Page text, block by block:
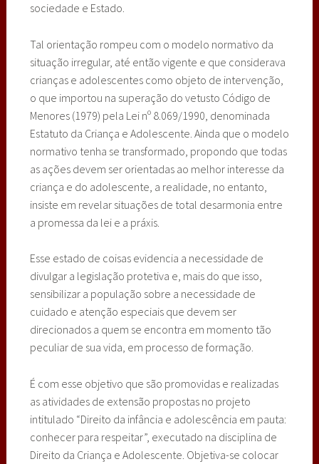
sociedade e Estado.
Tal orientação rompeu com o modelo normativo da
situação irregular, até então vigente e que considerava
crianças e adolescentes como objeto de intervenção,
o que importou na superação do vetusto Código de
Menores (1979) pela Lei nº 8.069/1990, denominada
Estatuto da Criança e Adolescente. Ainda que o modelo
normativo tenha se transformado, propondo que todas
as ações devem ser orientadas ao melhor interesse da
criança e do adolescente, a realidade, no entanto,
insiste em revelar situações de total desarmonia entre
a promessa da lei e a práxis.
Esse estado de coisas evidencia a necessidade de
divulgar a legislação protetiva e, mais do que isso,
sensibilizar a população sobre a necessidade de
cuidado e atenção especiais que devem ser
direcionados a quem se encontra em momento tão
peculiar de sua vida, em processo de formação.
É com esse objetivo que são promovidas e realizadas
as atividades de extensão propostas no projeto
intitulado “Direito da infância e adolescência em pauta:
conhecer para respeitar”, executado na disciplina de
Direito da Criança e Adolescente. Objetiva-se colocar